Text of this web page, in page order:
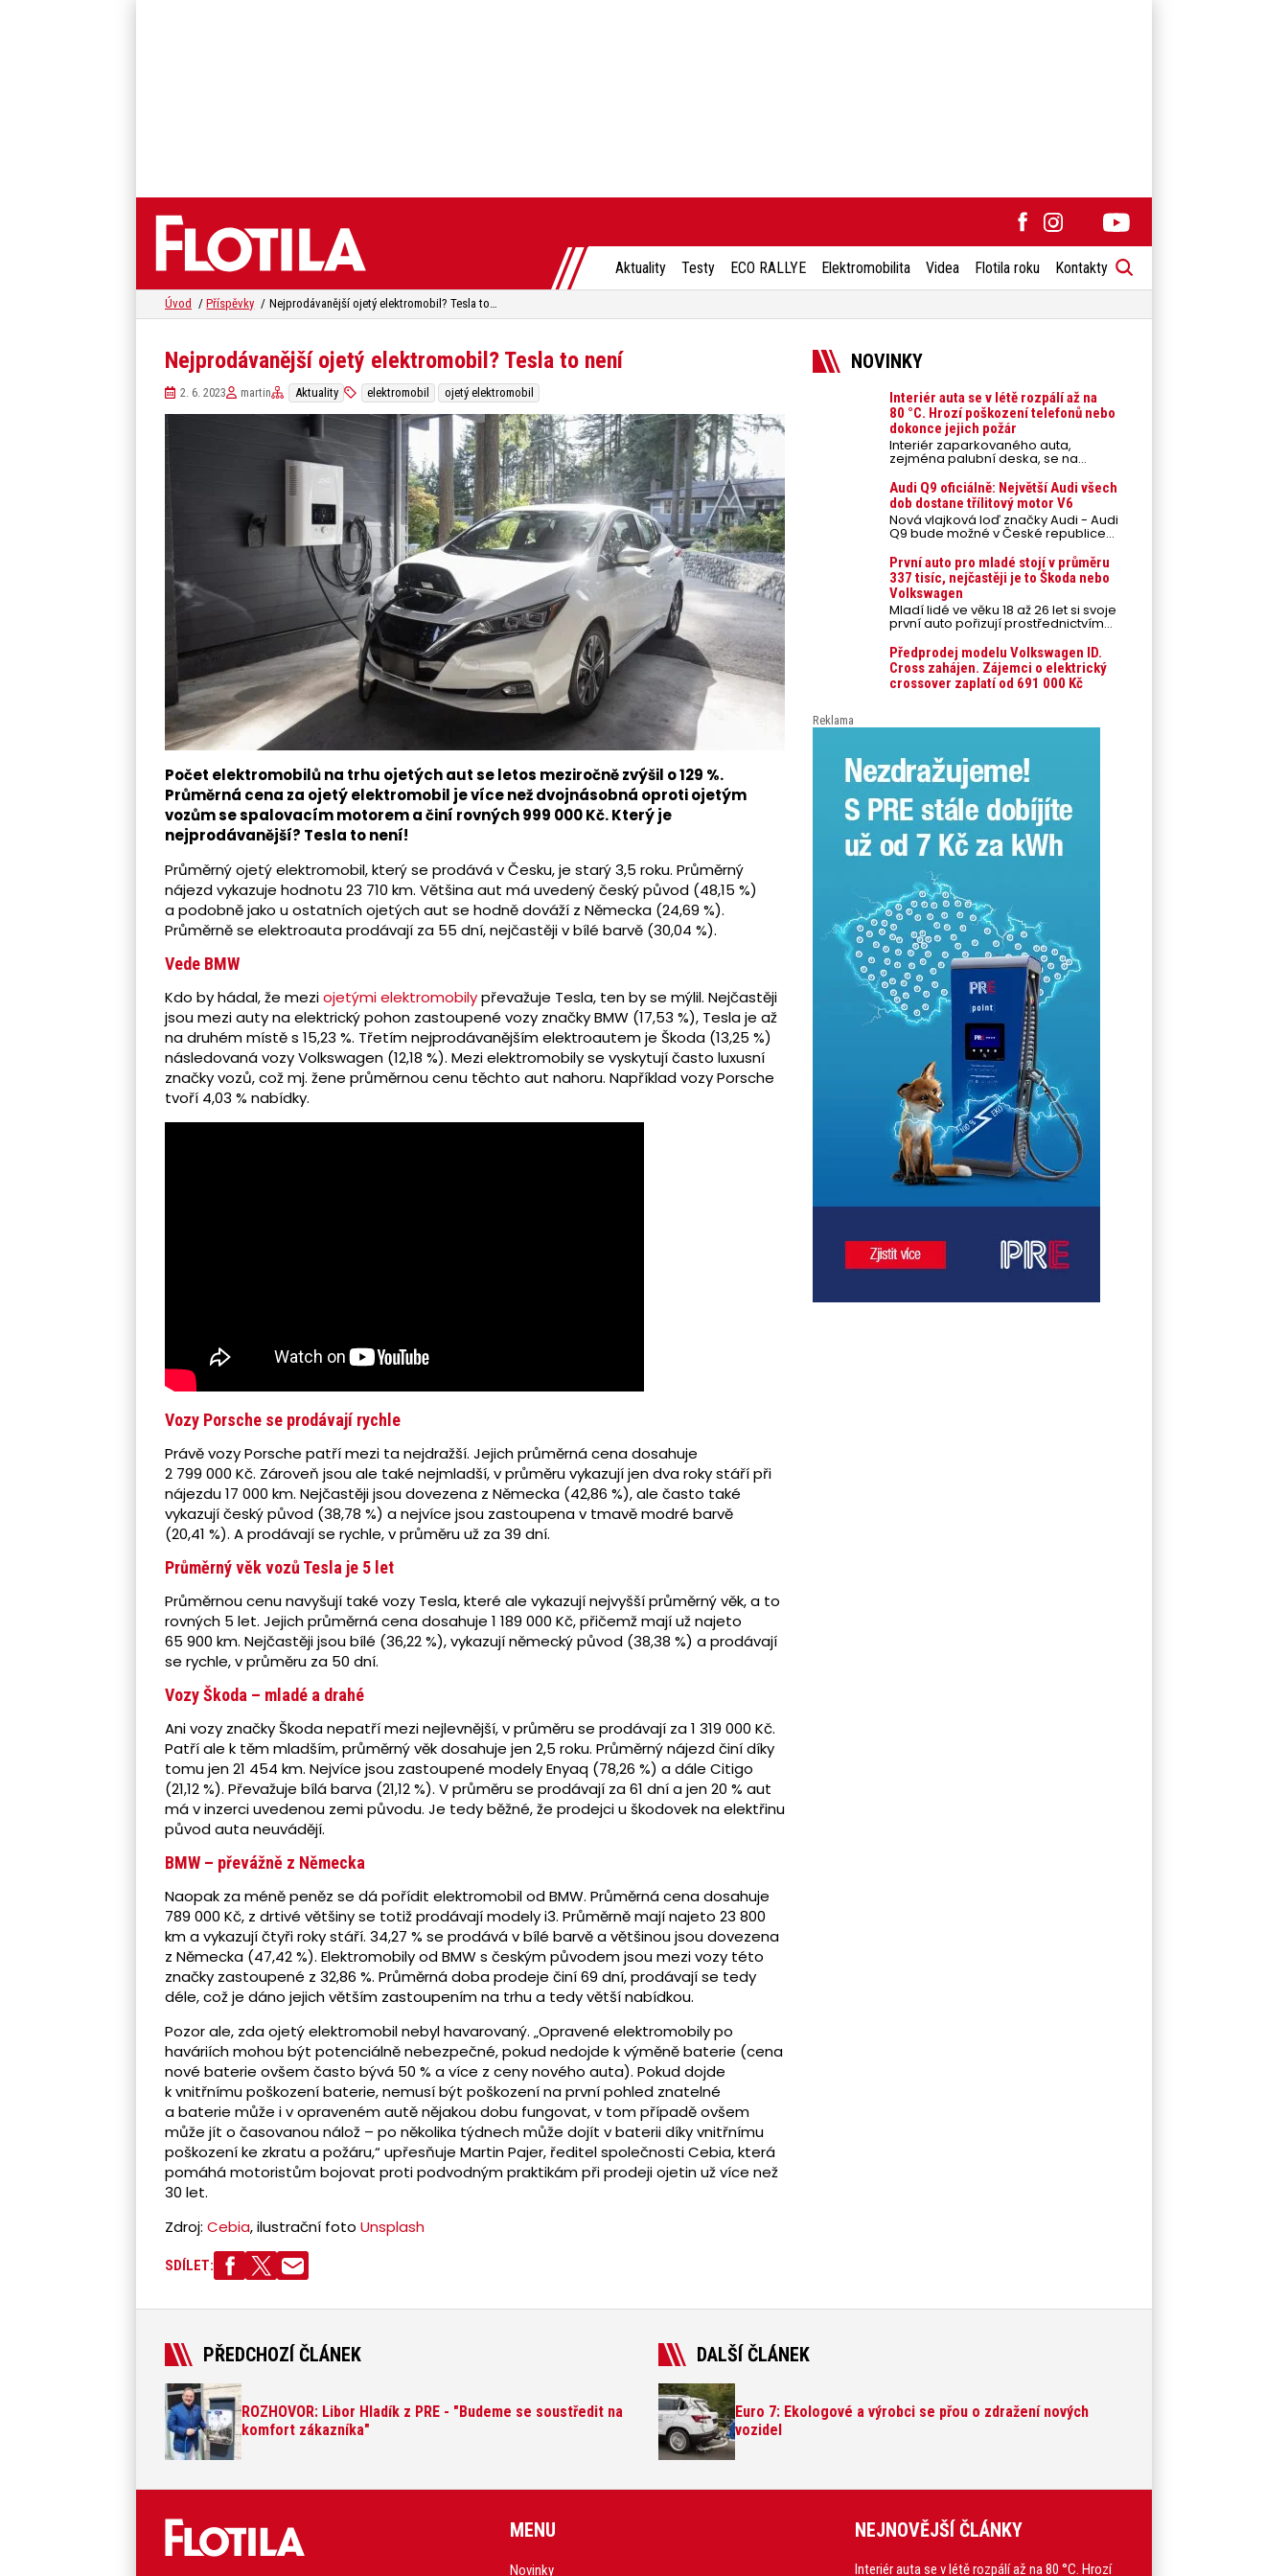
Aktuality Testy ECO RALLYE Elektromobilita Videa Flotila roku Kontakty
Úvod Příspěvky Nejprodávanější ojetý elektromobil? Tesla to není
Nejprodávanější ojetý elektromobil? Tesla to není
2. 6. 2023 martin Aktuality elektromobil ojetý elektromobil
Počet elektromobilů na trhu ojetých aut se letos meziročně zvýšil o 129 %.
Průměrná cena za ojetý elektromobil je více než dvojnásobná oproti ojetým
vozům se spalovacím motorem a činí rovných 999 000 Kč. Který je
nejprodávanější? Tesla to není!
Průměrný ojetý elektromobil, který se prodává v Česku, je starý 3,5 roku. Průměrný
nájezd vykazuje hodnotu 23 710 km. Většina aut má uvedený český původ (48,15 %)
a podobně jako u ostatních ojetých aut se hodně dováží z Německa (24,69 %).
Průměrně se elektroauta prodávají za 55 dní, nejčastěji v bílé barvě (30,04 %).
Vede BMW
Kdo by hádal, že meziojetými elektromobilypřevažuje Tesla, ten by se mýlil. Nejčastěji
jsou mezi auty na elektrický pohon zastoupené vozy značky BMW (17,53 %), Tesla je až
na druhém místě s 15,23 %. Třetím nejprodávanějším elektroautem je Škoda (13,25 %)
následovaná vozy Volkswagen (12,18 %). Mezi elektromobily se vyskytují často luxusní
značky vozů, což mj. žene průměrnou cenu těchto aut nahoru. Například vozy Porsche
tvoří 4,03 % nabídky.
Vozy Porsche se prodávají rychle
Právě vozy Porsche patří mezi ta nejdražší. Jejich průměrná cena dosahuje
2 799 000 Kč. Zároveň jsou ale také nejmladší, v průměru vykazují jen dva roky stáří při
nájezdu 17 000 km. Nejčastěji jsou dovezena z Německa (42,86 %), ale často také
vykazují český původ (38,78 %) a nejvíce jsou zastoupena v tmavě modré barvě
(20,41 %). A prodávají se rychle, v průměru už za 39 dní.
Průměrný věk vozů Tesla je 5 let
Průměrnou cenu navyšují také vozy Tesla, které ale vykazují nejvyšší průměrný věk, a to
rovných 5 let. Jejich průměrná cena dosahuje 1 189 000 Kč, přičemž mají už najeto
65 900 km. Nejčastěji jsou bílé (36,22 %), vykazují německý původ (38,38 %) a prodávají
se rychle, v průměru za 50 dní.
Vozy Škoda – mladé a drahé
Ani vozy značky Škoda nepatří mezi nejlevnější, v průměru se prodávají za 1 319 000 Kč.
Patří ale k těm mladším, průměrný věk dosahuje jen 2,5 roku. Průměrný nájezd činí díky
tomu jen 21 454 km. Nejvíce jsou zastoupené modely Enyaq (78,26 %) a dále Citigo
(21,12 %). Převažuje bílá barva (21,12 %). V průměru se prodávají za 61 dní a jen 20 % aut
má v inzerci uvedenou zemi původu. Je tedy běžné, že prodejci u škodovek na elektřinu
původ auta neuvádějí.
BMW – převážně z Německa
Naopak za méně peněz se dá pořídit elektromobil od BMW. Průměrná cena dosahuje
789 000 Kč, z drtivé většiny se totiž prodávají modely i3. Průměrně mají najeto 23 800
km a vykazují čtyři roky stáří. 34,27 % se prodává v bílé barvě a většinou jsou dovezena
z Německa (47,42 %). Elektromobily od BMW s českým původem jsou mezi vozy této
značky zastoupené z 32,86 %. Průměrná doba prodeje činí 69 dní, prodávají se tedy
déle, což je dáno jejich větším zastoupením na trhu a tedy větší nabídkou.
Pozor ale, zda ojetý elektromobil nebyl havarovaný. „Opravené elektromobily po
haváriích mohou být potenciálně nebezpečné, pokud nedojde k výměně baterie (cena
nové baterie ovšem často bývá 50 % a více z ceny nového auta). Pokud dojde
k vnitřnímu poškození baterie, nemusí být poškození na první pohled znatelné
a baterie může i v opraveném autě nějakou dobu fungovat, v tom případě ovšem
může jít o časovanou nálož – po několika týdnech může dojít v baterii díky vnitřnímu
poškození ke zkratu a požáru,“ upřesňuje Martin Pajer, ředitel společnosti Cebia, která
pomáhá motoristům bojovat proti podvodným praktikám při prodeji ojetin už více než
30 let.
Zdroj: Cebia, ilustrační foto Unsplash
SDÍLET:
NOVINKY
Interiér auta se v létě rozpálí až na
80 °C. Hrozí poškození telefonů nebo
dokonce jejich požár
Interiér zaparkovaného auta,
zejména palubní deska, se na
přímém slunci může během letních
veder rozpálit až na 80 °C. Takové
teploty představují nebezpečí pro
odložené mobilní telefony,
powerbanky nebo notebooky. Můžou
urychlit stárnutí baterií, poškodit
případech i zvýšit riziko požáru.
Audi Q9 oficiálně: Největší Audi všech
dob dostane třílitový motor V6
Nová vlajková loď značky Audi - Audi
Q9 bude možné v České republice
objednávat od prvního srpnového
týdne 2026, kde budou oznámeny
také české ceny.
První auto pro mladé stojí v průměru
337 tisíc, nejčastěji je to Škoda nebo
Volkswagen
Mladí lidé ve věku 18 až 26 let si svoje
první auto pořizují prostřednictvím
úvěrového financování jako ojeté. Je
to tak u 93,3 % lidí, jen 6,7 % si pořídí
nové auto. Průměrná pořizovací
cena vozu dosahuje 337 tisíc korun a
průměrná financovaná částka
posledních 10 let (2016–2026).
Předprodej modelu Volkswagen ID.
Cross zahájen. Zájemci o elektrický
crossover zaplatí od 691 000 Kč
Reklama
PŘEDCHOZÍ ČLÁNEK
ROZHOVOR: Libor Hladík z PRE - "Budeme se soustředit na
komfort zákazníka"
DALŠÍ ČLÁNEK
Euro 7: Ekologové a výrobci se přou o zdražení nových
vozidel
MENU
Novinky
NEJNOVĚJŠÍ ČLÁNKY
Interiér auta se v létě rozpálí až na 80 °C. Hrozí